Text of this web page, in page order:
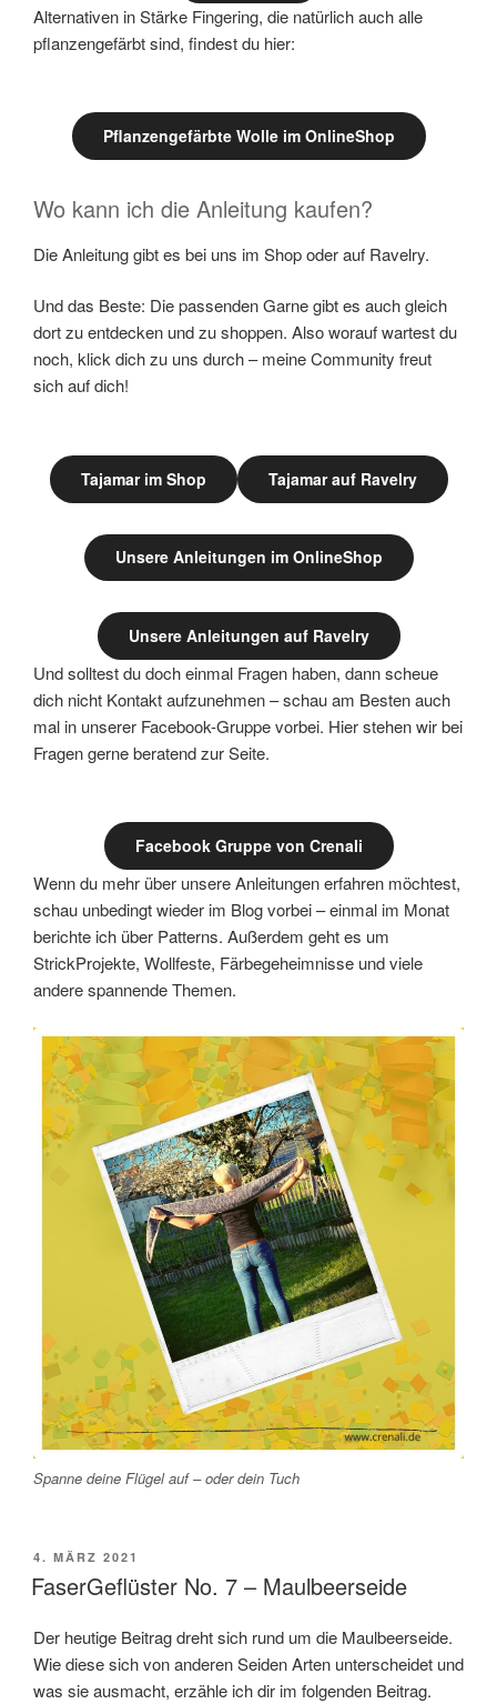
Alternativen in Stärke Fingering, die natürlich auch alle
pflanzengefärbt sind, findest du hier:
Pflanzengefärbte Wolle im OnlineShop
Wo kann ich die Anleitung kaufen?
Die Anleitung gibt es bei uns im Shop oder auf Ravelry.
Und das Beste: Die passenden Garne gibt es auch gleich
dort zu entdecken und zu shoppen. Also worauf wartest du
noch, klick dich zu uns durch – meine Community freut
sich auf dich!
Tajamar im Shop Tajamar auf Ravelry
Unsere Anleitungen im OnlineShop
Unsere Anleitungen auf Ravelry
Und solltest du doch einmal Fragen haben, dann scheue
dich nicht Kontakt aufzunehmen – schau am Besten auch
mal in unserer Facebook-Gruppe vorbei. Hier stehen wir bei
Fragen gerne beratend zur Seite.
Facebook Gruppe von Crenali
Wenn du mehr über unsere Anleitungen erfahren möchtest,
schau unbedingt wieder im Blog vorbei – einmal im Monat
berichte ich über Patterns. Außerdem geht es um
StrickProjekte, Wollfeste, Färbegeheimnisse und viele
andere spannende Themen.
Spanne deine Flügel auf – oder dein Tuch
VERÖFFENTLICHT
AM
4. MÄRZ 2021
FaserGeflüster No. 7 – Maulbeerseide
Der heutige Beitrag dreht sich rund um die Maulbeerseide.
Wie diese sich von anderen Seiden Arten unterscheidet und
was sie ausmacht, erzähle ich dir im folgenden Beitrag.